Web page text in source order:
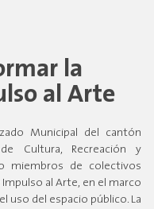
la
al Arte
Municipal del cantón
Cultura, Recreación y
miembros de colectivos
al Arte, en el marco
uso del espacio público. La